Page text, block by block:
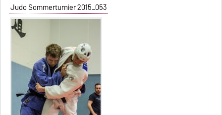
Judo Sommerturnier 2015_053